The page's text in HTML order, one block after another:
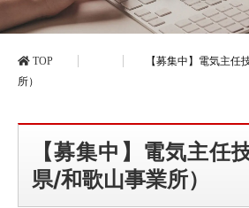
TOP
【募集中】電気主任
所）
【募集中】電気主任
県/和歌山事業所）